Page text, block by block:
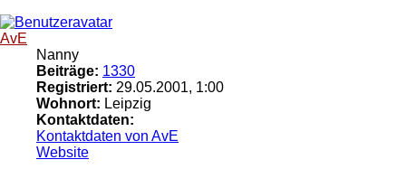
AvE
Nanny
Beiträge: 1330
Registriert: 29.05.2001, 1:00
Wohnort: Leipzig
Kontaktdaten:
Kontaktdaten von AvE
Website